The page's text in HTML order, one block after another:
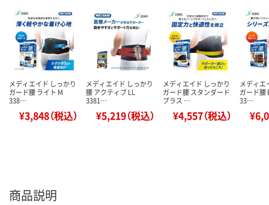
メディエイド しっかり
ガード腰 ライト M
338…
¥3,848（税込）
メディエイド しっかり
腰 アクティブ LL
3381…
¥5,219（税込）
メディエイド しっかり
ガード腰 スタンダード
プラス …
¥4,557（税込）
メディエ
ガード腰
33…
商品説明